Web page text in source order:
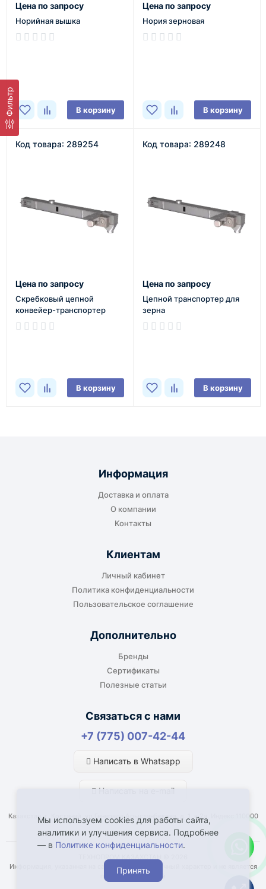
Фильтр
Цена по запросу
Норийная вышка
В корзину
Цена по запросу
Нория зерновая
В корзину
Код товара: 289254
Цена по запросу
Скребковый цепной
конвейер-транспортер
В корзину
Код товара: 289248
Цена по запросу
Цепной транспортер для
зерна
В корзину
Информация
Доставка и оплата
О компании
Контакты
Клиентам
Личный кабинет
Политика конфиденциальности
Пользовательское соглашение
Дополнительно
Бренды
Сертификаты
Полезные статьи
Связаться с нами
+7 (775) 007-42-44
Написать в Whatsapp
Написать на e-mail
Казахстан, г. Костанай, ул Генерала Арыстанбекова, д. 1, к.2а, Индекс 110000
Информация, указанная на сайте, имеет справочный характер и не является
публичной офертой
Мы используем cookies для работы сайта,
аналитики и улучшения сервиса. Подробнее
— в Политике конфиденциальности.
Принять